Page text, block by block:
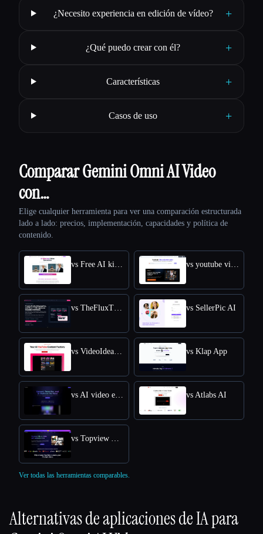
¿Necesito experiencia en edición de vídeo? +
¿Qué puedo crear con él? +
Características +
Casos de uso +
Comparar Gemini Omni AI Video
con…
Elige cualquier herramienta para ver una comparación estructurada
lado a lado: precios, implementación, capacidades y política de
contenido.
vs SellerPic AI
vs Klap App
vs Atlabs AI
Ver todas las herramientas comparables.
Alternativas de aplicaciones de IA para